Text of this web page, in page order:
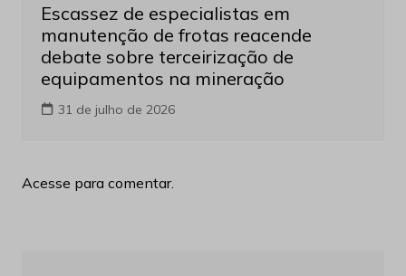
Escassez de especialistas em
manutenção de frotas reacende
debate sobre terceirização de
equipamentos na mineração
31 de julho de 2026
Acesse para comentar.